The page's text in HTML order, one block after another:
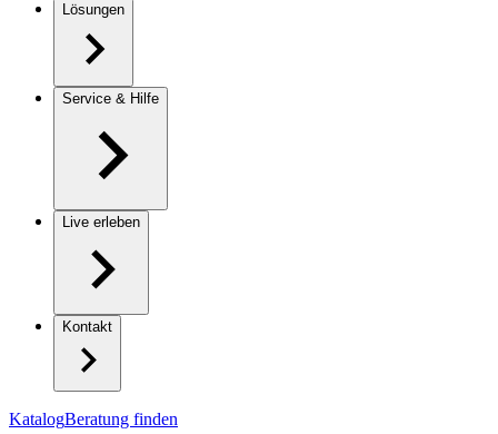
Lösungen
Service & Hilfe
Live erleben
Kontakt
KatalogBeratung finden